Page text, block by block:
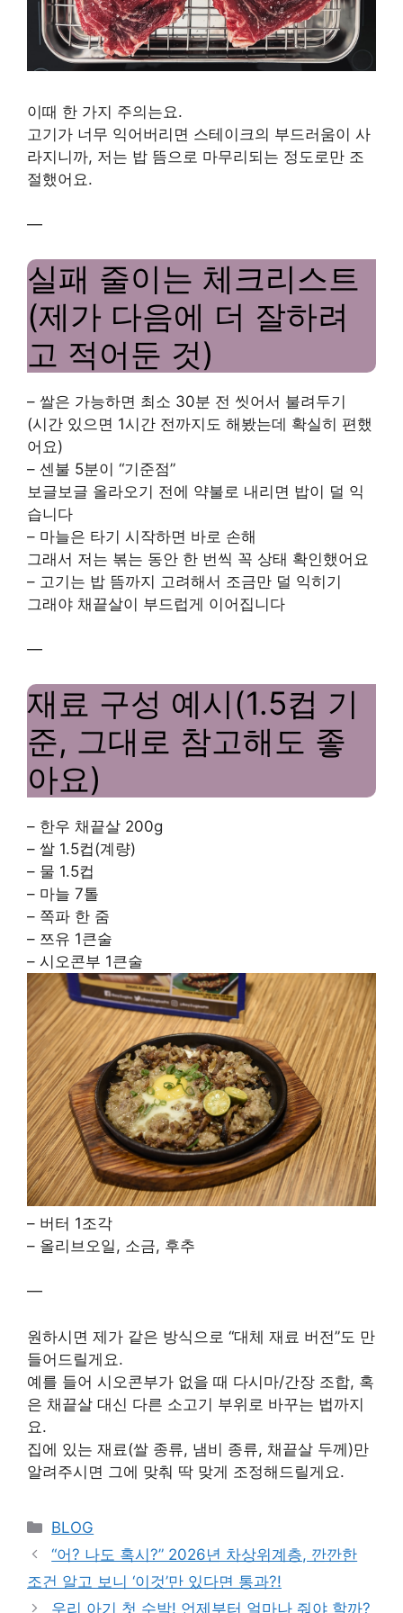
이때 한 가지 주의는요.
고기가 너무 익어버리면 스테이크의 부드러움이 사
라지니까, 저는 밥 뜸으로 마무리되는 정도로만 조
절했어요.
—
실패 줄이는 체크리스트
(제가 다음에 더 잘하려
고 적어둔 것)
– 쌀은 가능하면 최소 30분 전 씻어서 불려두기
(시간 있으면 1시간 전까지도 해봤는데 확실히 편했
어요)
– 센불 5분이 “기준점”
보글보글 올라오기 전에 약불로 내리면 밥이 덜 익
습니다
– 마늘은 타기 시작하면 바로 손해
그래서 저는 볶는 동안 한 번씩 꼭 상태 확인했어요
– 고기는 밥 뜸까지 고려해서 조금만 덜 익히기
그래야 채끝살이 부드럽게 이어집니다
—
재료 구성 예시(1.5컵 기
준, 그대로 참고해도 좋
아요)
– 한우 채끝살 200g
– 쌀 1.5컵(계량)
– 물 1.5컵
– 마늘 7톨
– 쪽파 한 줌
– 쯔유 1큰술
– 시오콘부 1큰술
– 버터 1조각
– 올리브오일, 소금, 후추
—
원하시면 제가 같은 방식으로 “대체 재료 버전”도 만
들어드릴게요.
예를 들어 시오콘부가 없을 때 다시마/간장 조합, 혹
은 채끝살 대신 다른 소고기 부위로 바꾸는 법까지
요.
집에 있는 재료(쌀 종류, 냄비 종류, 채끝살 두께)만
알려주시면 그에 맞춰 딱 맞게 조정해드릴게요.
Categories
BLOG
“어? 나도 혹시?” 2026년 차상위계층, 깐깐한
조건 알고 보니 ‘이것’만 있다면 통과?!
우리 아기 첫 수박! 언제부터 얼마나 줘야 할까?